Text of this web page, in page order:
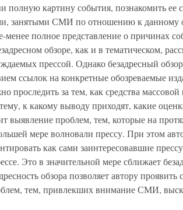
полную картину события, познакомить ее
занятыми СМИ по отношению к данному
менее полное представление о причинах
обзоре, как и в тематическом,
прессой. Однако безадресный
ссылок на конкретные обозреваемые
проследить за тем, как средства
к какому выводу приходят, какие
выявление проблем, тем, которые на
мере волновали прессу. При этом
как сами заинтересовавшие
Это в значительной мере сближает
обзора позволяет автору проявить
тем, привлекших внимание СМИ,